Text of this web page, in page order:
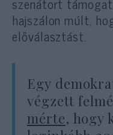
hajszálon múlt,
előválasztást.
Egy
végzett
mérte, hogy